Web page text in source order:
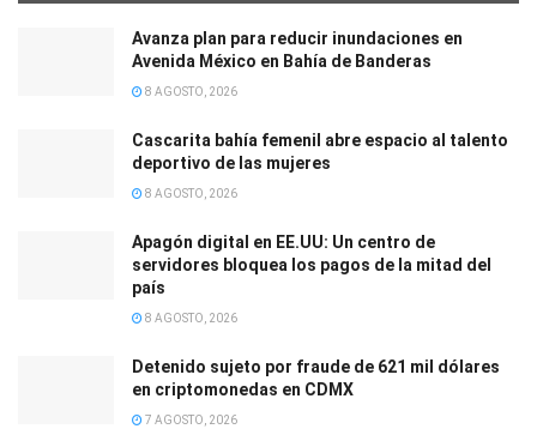
Avanza plan para reducir inundaciones en
Avenida México en Bahía de Banderas
8 AGOSTO, 2026
Cascarita bahía femenil abre espacio al talento
deportivo de las mujeres
8 AGOSTO, 2026
Apagón digital en EE.UU: Un centro de
servidores bloquea los pagos de la mitad del
país
8 AGOSTO, 2026
Detenido sujeto por fraude de 621 mil dólares
en criptomonedas en CDMX
7 AGOSTO, 2026